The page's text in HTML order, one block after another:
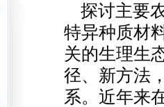
探讨主要
特异种质材
关的生理生
径、新方法
系。近年来